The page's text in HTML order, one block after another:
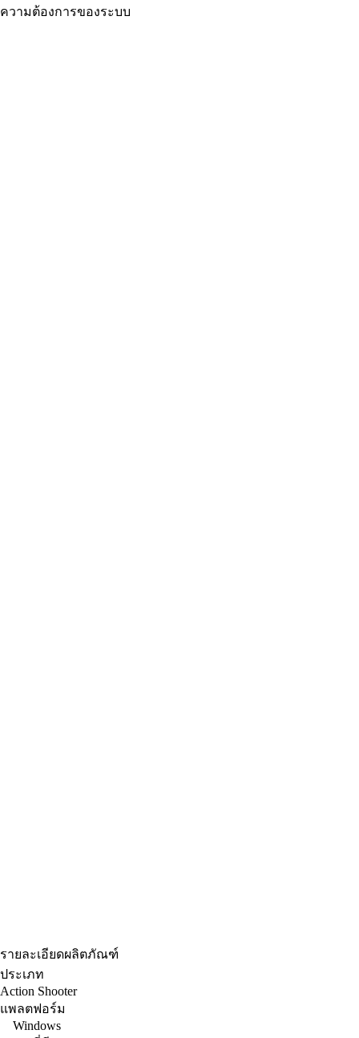
ความต้องการของระบบ
รายละเอียดผลิตภัณฑ์
ประเภท
Action Shooter
แพลตฟอร์ม
Windows